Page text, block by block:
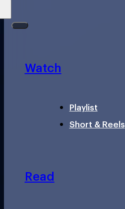
Watch
Playlist
Short & Reels
Read